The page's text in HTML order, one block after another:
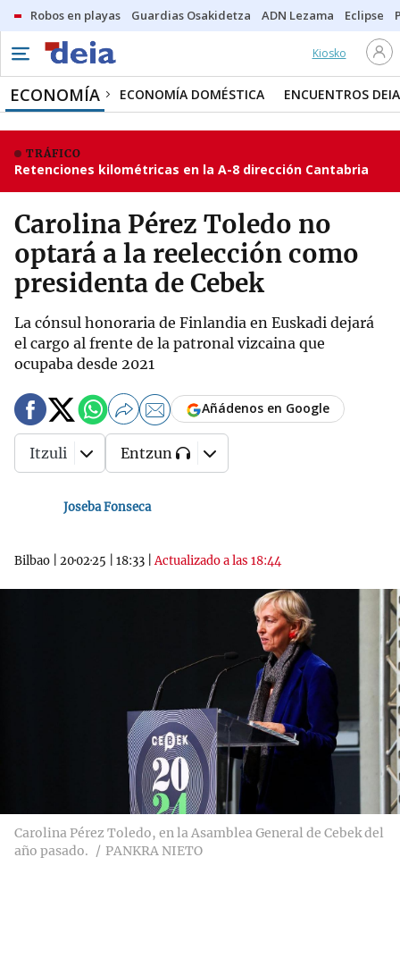
Robos en playas Guardias Osakidetza ADN Lezama Eclipse
Kiosko
ECONOMÍA ECONOMÍA DOMÉSTICA ENCUENTROS DEIA
TRÁFICO
Retenciones kilométricas en la A-8 dirección Cantabria
Carolina Pérez Toledo no
optará a la reelección como
presidenta de Cebek
La cónsul honoraria de Finlandia en Euskadi dejará
el cargo al frente de la patronal vizcaina que
ocupaba desde 2021
Joseba Fonseca
Bilbao 20·02·25 18:33 |Actualizado a las 18:44
Añádenos en Google
Itzuli Entzun
Carolina Pérez Toledo, en la Asamblea General de Cebek del
año pasado.
PANKRA NIETO